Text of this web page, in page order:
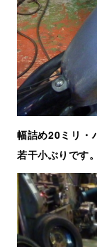
幅詰め20ミリ・
若干小ぶりです